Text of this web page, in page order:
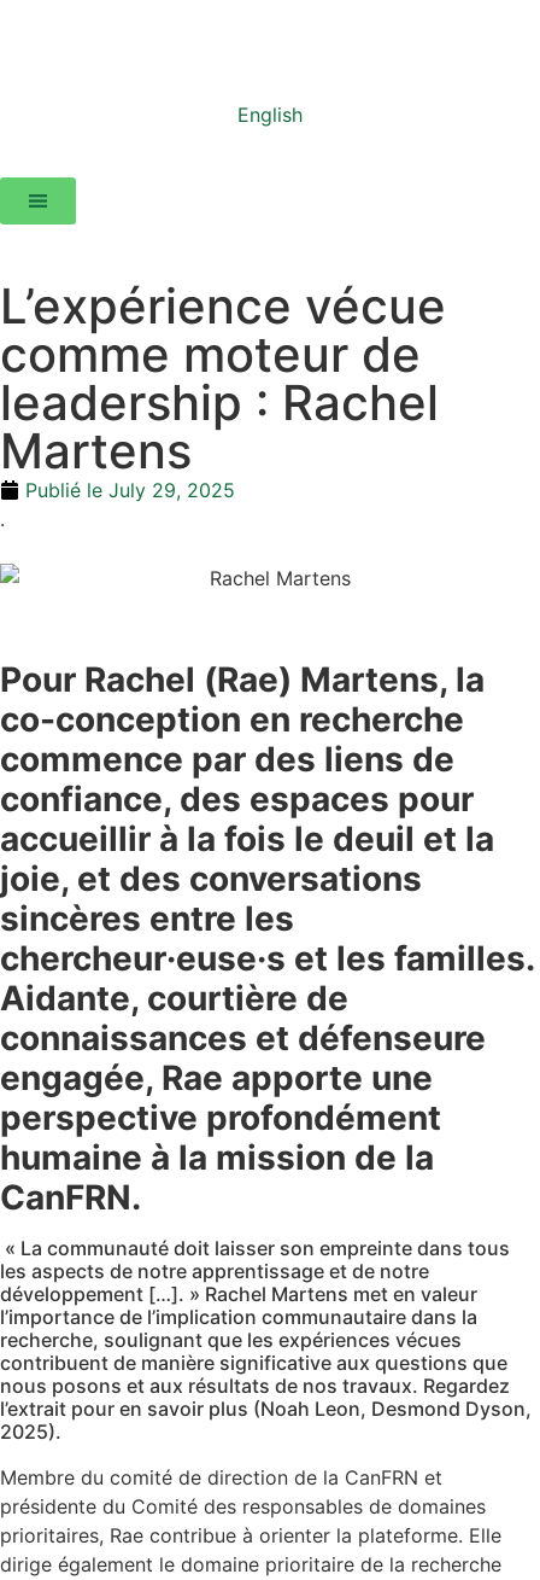
English
L’expérience vécue
comme moteur de
leadership : Rachel
Martens
Publié le July 29, 2025
.
Pour Rachel (Rae) Martens, la
co-conception en recherche
commence par des liens de
confiance, des espaces pour
accueillir à la fois le deuil et la
joie, et des conversations
sincères entre les
chercheur·euse·s et les familles.
Aidante, courtière de
connaissances et défenseure
engagée, Rae apporte une
perspective profondément
humaine à la mission de la
CanFRN.
« La communauté doit laisser son empreinte dans tous
les aspects de notre apprentissage et de notre
développement […]. » Rachel Martens met en valeur
l’importance de l’implication communautaire dans la
recherche, soulignant que les expériences vécues
contribuent de manière significative aux questions que
nous posons et aux résultats de nos travaux. Regardez
l’extrait pour en savoir plus (Noah Leon, Desmond Dyson,
2025).
Membre du comité de direction de la CanFRN et
présidente du Comité des responsables de domaines
prioritaires, Rae contribue à orienter la plateforme. Elle
dirige également le domaine prioritaire de la recherche